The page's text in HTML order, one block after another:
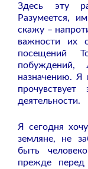
Здесь эту
Разумеется,
скажу –
важности их
посещений
побуждений,
назначению. Я
деятельности.
Я сегодня
земляне, не
быть
прежде